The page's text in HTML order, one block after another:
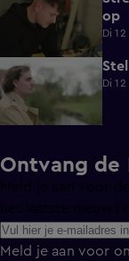
op
Di
0:54
Di
Ontvang de
Meld je aan voor